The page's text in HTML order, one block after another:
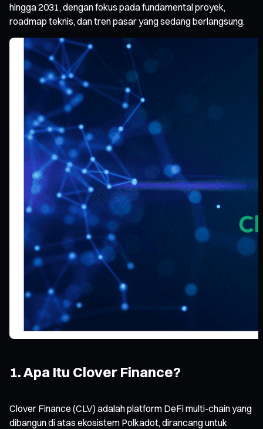
hingga 2031, dengan fokus pada fundamental proyek,
roadmap teknis, dan tren pasar yang sedang berlangsung.
1. Apa Itu Clover Finance?
Clover Finance (CLV) adalah platform DeFi multi-chain yang
dibangun di atas ekosistem Polkadot, dirancang untuk